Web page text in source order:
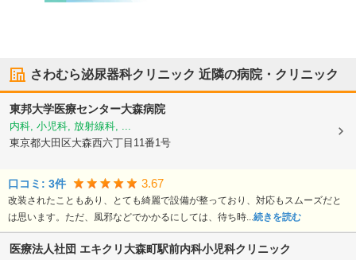
さわむら泌尿器科クリニック 近隣の病院・クリニック
東邦大学医療センター大森病院
内科, 小児科, 放射線科, ...
東京都大田区大森西六丁目11番1号
口コミ: 3件 3.67
改装されたこともあり、とても綺麗で設備が整っており、対応もスムーズだと
は思います。ただ、風邪などでかかるにしては、待ち時...続きを読む
医療法人社団 エキクリ 大森町駅前内科小児科クリニック